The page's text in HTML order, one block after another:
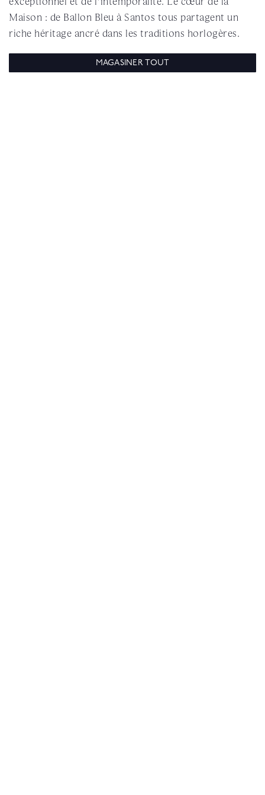
Maison : de Ballon Bleu à Santos tous partagent un
riche héritage ancré dans les traditions horlogères.
MAGASINER TOUT